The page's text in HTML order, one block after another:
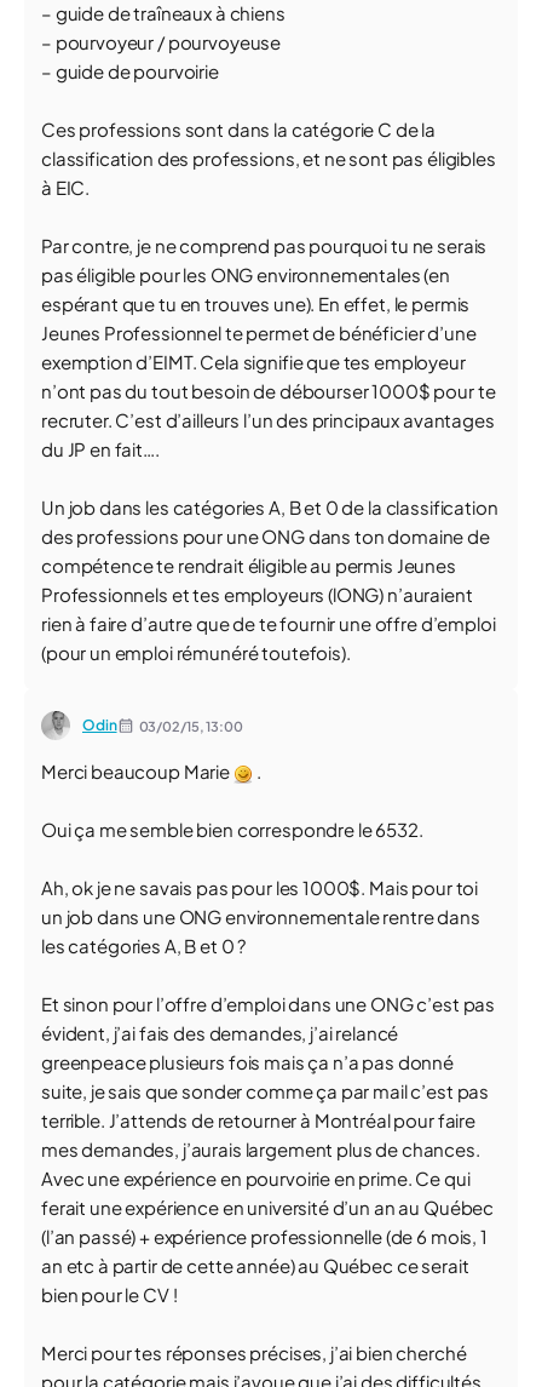
– guide de traîneaux à chiens
– pourvoyeur / pourvoyeuse
– guide de pourvoirie
Ces professions sont dans la catégorie C de la
classification des professions, et ne sont pas éligibles
à EIC.
Par contre, je ne comprend pas pourquoi tu ne serais
pas éligible pour les ONG environnementales (en
espérant que tu en trouves une). En effet, le permis
Jeunes Professionnel te permet de bénéficier d’une
exemption d’EIMT. Cela signifie que tes employeur
n’ont pas du tout besoin de débourser 1000$ pour te
recruter. C’est d’ailleurs l’un des principaux avantages
du JP en fait….
Un job dans les catégories A, B et 0 de la classification
des professions pour une ONG dans ton domaine de
compétence te rendrait éligible au permis Jeunes
Professionnels et tes employeurs (lONG) n’auraient
rien à faire d’autre que de te fournir une offre d’emploi
(pour un emploi rémunéré toutefois).
Odin 03/02/15,13:00
Merci beaucoup Marie .
Oui ça me semble bien correspondre le 6532.
Ah, ok je ne savais pas pour les 1000$. Mais pour toi
un job dans une ONG environnementale rentre dans
les catégories A, B et 0 ?
Et sinon pour l’offre d’emploi dans une ONG c’est pas
évident, j’ai fais des demandes, j’ai relancé
greenpeace plusieurs fois mais ça n’a pas donné
suite, je sais que sonder comme ça par mail c’est pas
terrible. J’attends de retourner à Montréal pour faire
mes demandes, j’aurais largement plus de chances.
Avec une expérience en pourvoirie en prime. Ce qui
ferait une expérience en université d’un an au Québec
(l’an passé) + expérience professionnelle (de 6 mois, 1
an etc à partir de cette année) au Québec ce serait
bien pour le CV !
Merci pour tes réponses précises, j’ai bien cherché
pour la catégorie mais j’avoue que j’ai des difficultés